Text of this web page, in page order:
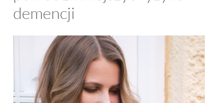
demencji